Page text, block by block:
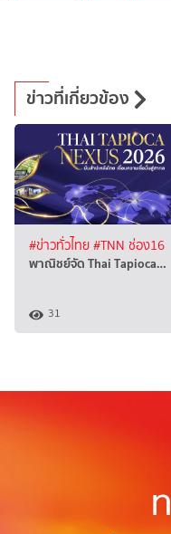
ข่าวที่เกี่ยวข้อง
#ข่าวทั่วไทย#TNN ช่อง16
พาณิชย์จัด Thai Tapioca…
31